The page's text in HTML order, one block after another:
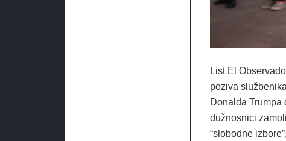
List El
poziva
Donalda Trumpa
dužnosnici
“slobodne